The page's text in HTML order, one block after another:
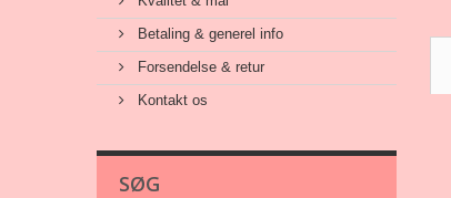
Betaling & generel info
Forsendelse & retur
Kontakt os
SØG